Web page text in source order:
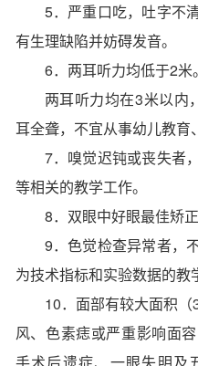
5．严重口吃，吐字不
有生理缺陷并妨碍发音。
6．两耳听力均低于2米。
两耳听力均在3米以内
耳全聋，不宜从事幼儿教育
7．嗅觉迟钝或丧失者
等相关的教学工作。
8．双眼中好眼最佳矫
9．色觉检查异常者，
为技术指标和实验数据的教
10．面部有较大面积
风、色素痣或严重影响面